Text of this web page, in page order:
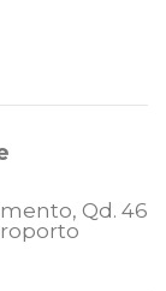
Qd. 46